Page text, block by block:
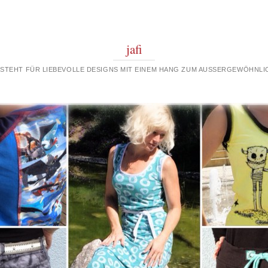
jafi
FÜR LIEBEVOLLE DESIGNS MIT EINEM HANG ZUM